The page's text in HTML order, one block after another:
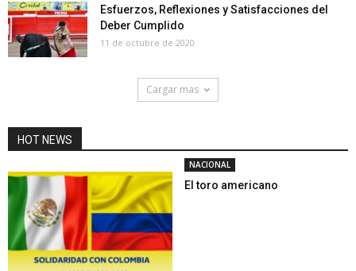
Esfuerzos, Reflexiones y Satisfacciones del
Deber Cumplido
11 de octubre de 2020
Cargar mas
HOT NEWS
NACIONAL
El toro americano